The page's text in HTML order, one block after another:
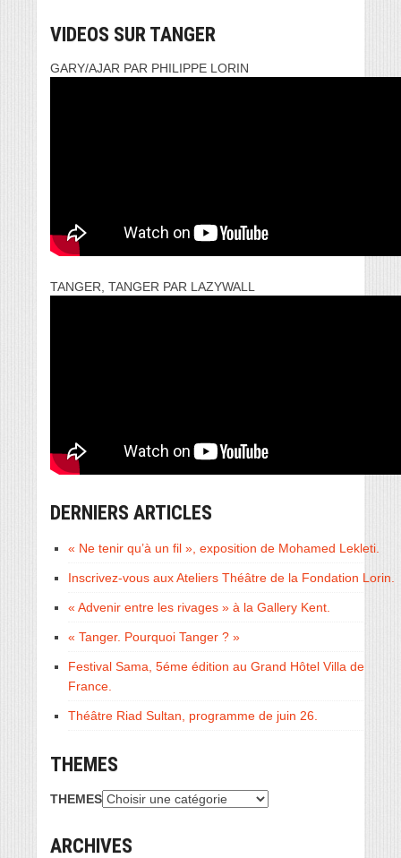
VIDEOS SUR TANGER
GARY/AJAR PAR PHILIPPE LORIN
TANGER, TANGER PAR LAZYWALL
DERNIERS ARTICLES
« Ne tenir qu’à un fil », exposition de Mohamed Lekleti.
Inscrivez-vous aux Ateliers Théâtre de la Fondation Lorin.
« Advenir entre les rivages » à la Gallery Kent.
« Tanger. Pourquoi Tanger ? »
Festival Sama, 5éme édition au Grand Hôtel Villa de
France.
Théâtre Riad Sultan, programme de juin 26.
THEMES
THEMES
ARCHIVES